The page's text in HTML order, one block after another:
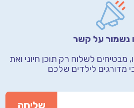
נשמור על קשר
מבטיחים לשלוח רק תוכן חיוני ואת
מדורגים לילדים שלכם